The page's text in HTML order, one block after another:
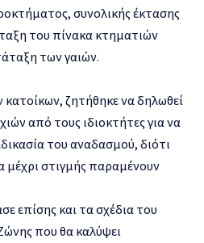
συνολικής έκτασης
του πίνακα κτηματιών
των γαιών.
ζητήθηκε να δηλωθεί
από τους ιδιοκτήτες για να
του αναδασμού, διότι
μέχρι στιγμής παραμένουν
επίσης και τα σχέδια του
που θα καλύψει